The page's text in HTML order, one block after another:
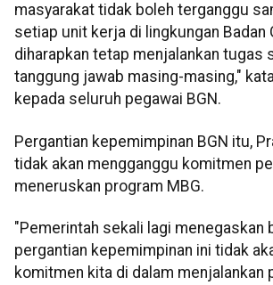
masyarakat tidak boleh terganggu
setiap unit kerja di lingkungan Badan
diharapkan tetap menjalankan tugas
tanggung jawab masing-masing,"
kepada seluruh pegawai BGN.
Pergantian kepemimpinan BGN itu,
tidak akan mengganggu komitmen
meneruskan program MBG.
"Pemerintah sekali lagi menegaskan
pergantian kepemimpinan ini tidak
komitmen kita di dalam menjalankan